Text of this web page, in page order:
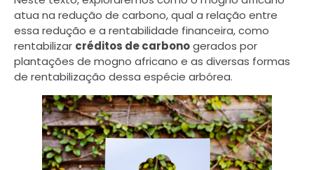
atua na redução de carbono, qual a relação entre
essa redução e a rentabilidade financeira, como
rentabilizar créditos de carbonogerados por
plantações de mogno africano e as diversas formas
de rentabilização dessa espécie arbórea.